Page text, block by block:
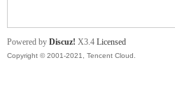
Powered by Discuz! X3.4 Licensed
Copyright © 2001-2021, Tencent Cloud.